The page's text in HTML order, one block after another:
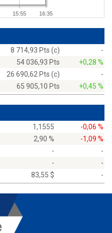
15:55 16:35
8 714,93 Pts (c)
-
54 036,93 Pts
+0,28 %
26 690,62 Pts (c)
-
65 905,10 Pts +0,45 %
1,1555
-0,06 %
2,90 %
-1,09 %
-
-
-
-
83,55 $ -